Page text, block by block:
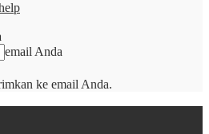
email Anda
ke email Anda.